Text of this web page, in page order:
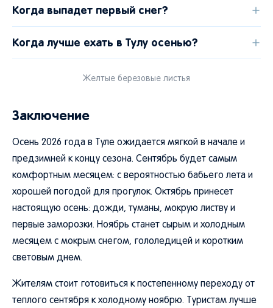
Когда выпадет первый снег?
Когда лучше ехать в Тулу осенью?
Желтые березовые листья
Заключение
Осень 2026 года в Туле ожидается мягкой в начале и
предзимней к концу сезона. Сентябрь будет самым
комфортным месяцем: с вероятностью бабьего лета и
хорошей погодой для прогулок. Октябрь принесет
настоящую осень: дожди, туманы, мокрую листву и
первые заморозки. Ноябрь станет сырым и холодным
месяцем с мокрым снегом, гололедицей и коротким
световым днем.
Жителям стоит готовиться к постепенному переходу от
теплого сентября к холодному ноябрю. Туристам лучше